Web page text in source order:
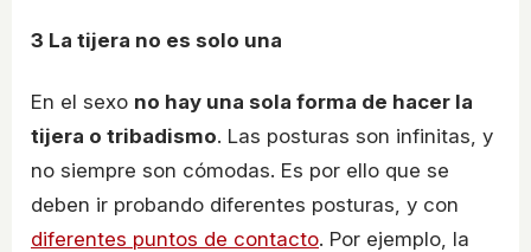
3 La tijera no es solo una
En el sexo no hay una sola forma de hacer la
tijera o tribadismo. Las posturas son infinitas, y
no siempre son cómodas. Es por ello que se
deben ir probando diferentes posturas, y con
diferentes puntos de contacto. Por ejemplo, la